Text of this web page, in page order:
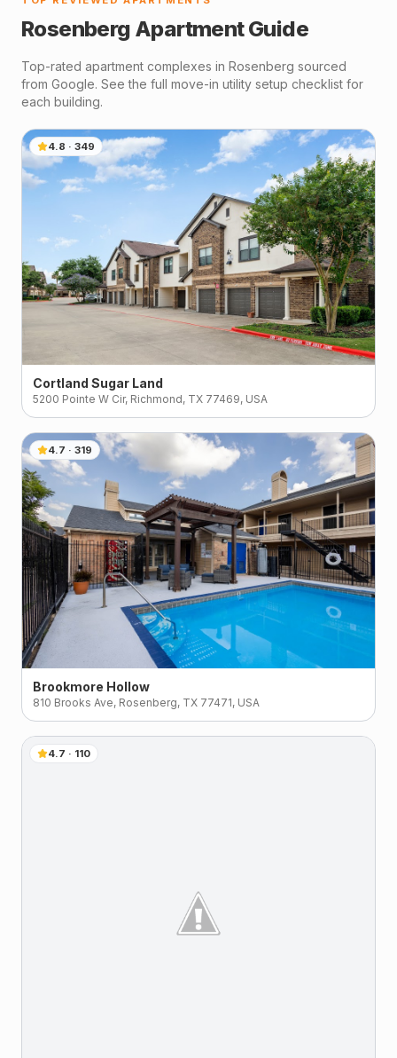
Rosenberg Apartment Guide
Top-rated apartment complexes in Rosenberg sourced
from Google. See the full move-in utility setup checklist for
each building.
4.8 · 349
Cortland Sugar Land
5200 Pointe W Cir, Richmond, TX 77469, USA
4.7 · 319
Brookmore Hollow
810 Brooks Ave, Rosenberg, TX 77471, USA
4.7 · 110